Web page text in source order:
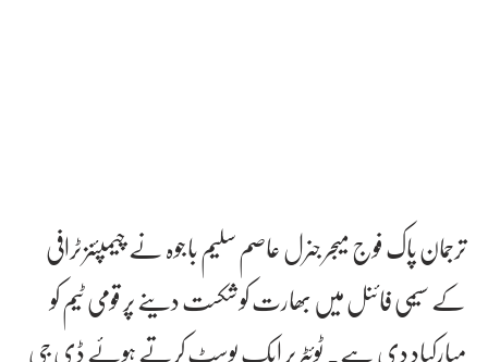
ترجمان پاک فوج میجر جنرل عاصم سلیم باجوہ نے چیمپئنز ٹرافی
کے سیمی فائنل میں بھارت کو شکست دینے پر قومی ٹیم کو